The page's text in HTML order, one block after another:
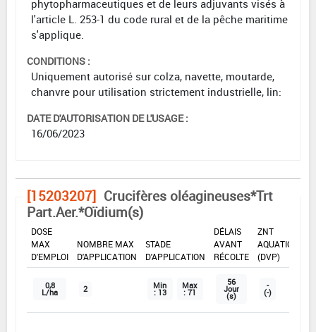
phytopharmaceutiques et de leurs adjuvants visés à
l'article L. 253-1 du code rural et de la pêche maritime
s'applique.
CONDITIONS :
Uniquement autorisé sur colza, navette, moutarde,
chanvre pour utilisation strictement industrielle, lin:
DATE D'AUTORISATION DE L'USAGE :
16/06/2023
[15203207] Crucifères oléagineuses*Trt
Part.Aer.*Oïdium(s)
DOSE
MAX
D'EMPLOI
NOMBRE MAX
D'APPLICATION
STADE
D'APPLICATION
DÉLAIS
AVANT
RÉCOLTE
ZNT
AQUATIQUE
(DVP)
0,8
L/ha 2 Min
: 13
Max
: 71
56
Jour
(s)
-
(-)